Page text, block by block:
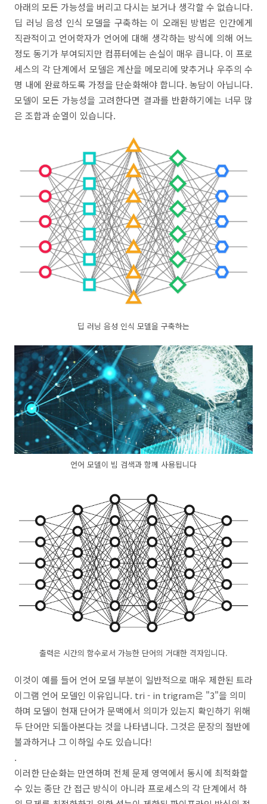
아래의 모든 가능성을 버리고 다시는 보거나 생각할 수 없습니다.
딥 러닝 음성 인식 모델을 구축하는 이 오래된 방법은 인간에게
직관적이고 언어학자가 언어에 대해 생각하는 방식에 의해 어느
정도 동기가 부여되지만 컴퓨터에는 손실이 매우 큽니다. 이 프로
세스의 각 단계에서 모델은 계산을 메모리에 맞추거나 우주의 수
명 내에 완료하도록 가정을 단순화해야 합니다. 농담이 아닙니다.
모델이 모든 가능성을 고려한다면 결과를 반환하기에는 너무 많
은 조합과 순열이 있습니다.
딥 러닝 음성 인식 모델을 구축하는
언어 모델이 빔 검색과 함께 사용됩니다
출력은 시간의 함수로서 가능한 단어의 거대한 격자입니다.
이것이 예를 들어 언어 모델 부분이 일반적으로 매우 제한된 트라
이그램 언어 모델인 이유입니다. tri - in trigram은 "3"을 의미
하며 모델이 현재 단어가 문맥에서 의미가 있는지 확인하기 위해
두 단어만 되돌아본다는 것을 나타냅니다. 그것은 문장의 절반에
불과하거나 그 이하일 수도 있습니다!
.
이러한 단순화는 만연하며 전체 문제 영역에서 동시에 최적화할
수 있는 종단 간 접근 방식이 아니라 프로세스의 각 단계에서 하